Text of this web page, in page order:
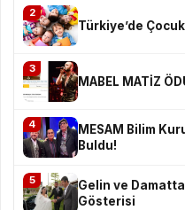
2
Türkiye’de
3
MABEL MATİZ
4
MESAM Bilim
Buldu!
5
Gelin ve
Gösterisi